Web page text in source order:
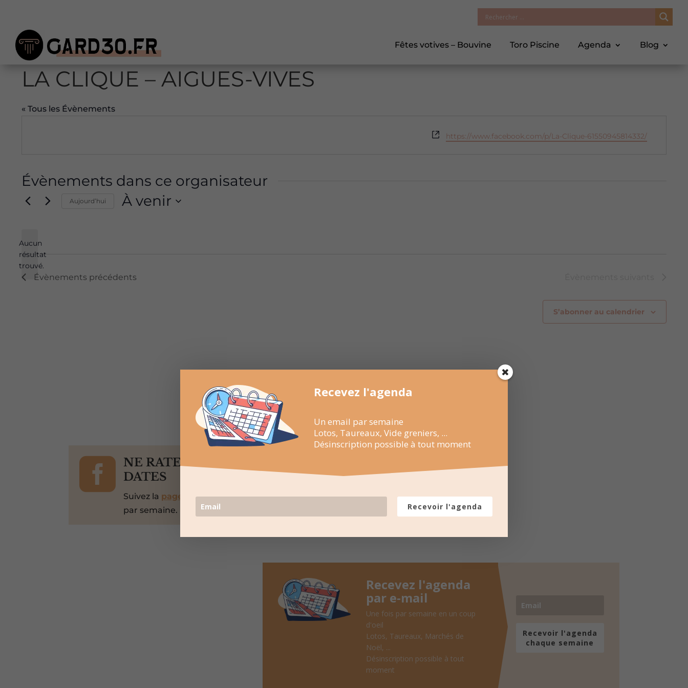
Fêtes votives – Bouvine Toro Piscine Agenda Blog
LA CLIQUE – AIGUES-VIVES
« Tous les Évènements
Site
web
https://www.facebook.com/p/La-Clique-61550945814332/
Évènements dans ce organisateur
Notice
Aucun
résultat
trouvé.
Aujourd’hui À venir
Évènements précédents
S’abonner au calendrier

NE RATEZ PAS LES PROCHAINES
DATES
Suivez la page Facebookpour recevoir un résumé une fois
par semaine.
Recevez l'agenda
par e-mail
Une fois par semaine en un coup
d'oeil
Lotos, Taureaux, Marchés de
Noël, ...
Désinscription possible à tout
moment
Recevoir l'agenda
chaque semaine
Recevez l'agenda
Un email par semaine
Lotos, Taureaux, Vide greniers, ...
Désinscription possible à tout moment
Recevoir l'agenda